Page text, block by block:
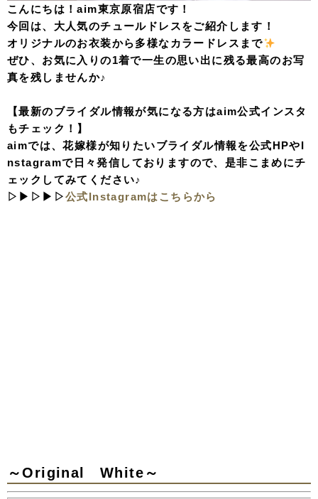
こんにちは！aim東京原宿店です！
今回は、大人気のチュールドレスをご紹介します！
オリジナルのお衣装から多様なカラードレスまで
ぜひ、お気に入りの1着で一生の思い出に残る最高のお写
真を残しませんか♪
【最新のブライダル情報が気になる方はaim公式インスタ
もチェック！】
aimでは、花嫁様が知りたいブライダル情報を公式HPやI
nstagramで日々発信しておりますので、是非こまめにチ
ェックしてみてください♪
▷▶▷▶▷公式Instagramはこちらから
～Original White～